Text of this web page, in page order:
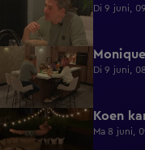
Di 9 juni,
0:29
Di 9 juni,
0:38 Koen
Ma 8 juni,